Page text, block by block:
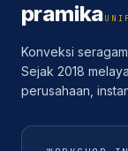
pramika
Konveksi
Sejak 2018
perusahaan,